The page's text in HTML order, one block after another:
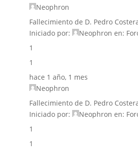
Neophron
Fallecimiento de D. Pedro
Iniciado por:
Neophron en:
1
1
hace 1 año, 1 mes
Neophron
Fallecimiento de D. Pedro
Iniciado por:
Neophron en:
1
1